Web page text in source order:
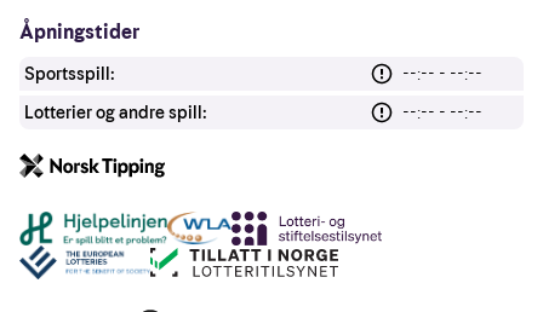
Åpningstider
Sportsspill:
--:-- - --:--
Lotterier og andre spill:
--:-- - --:--
Andre lenker